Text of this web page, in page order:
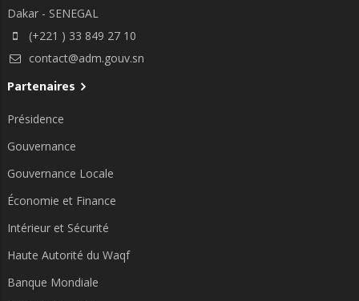
Dakar - SENEGAL
(+221 ) 33 849 27 10
contact@adm.gouv.sn
Partenaires
Présidence
Gouvernance
Gouvernance Locale
Économie et Finance
Intérieur et Sécurité
Haute Autorité du Waqf
Banque Mondiale